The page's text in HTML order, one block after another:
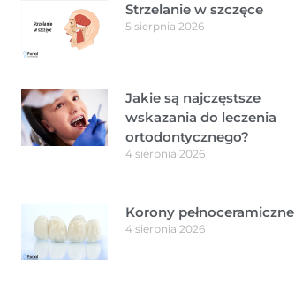
Strzelanie w szczęce
5 sierpnia 2026
Jakie są najczęstsze
wskazania do leczenia
ortodontycznego?
4 sierpnia 2026
Korony pełnoceramiczne
4 sierpnia 2026